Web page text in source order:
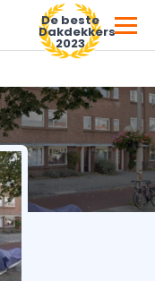
De beste
Dakdekkers
2023